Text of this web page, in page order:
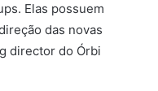
Elas possuem
das novas
director do Órbi